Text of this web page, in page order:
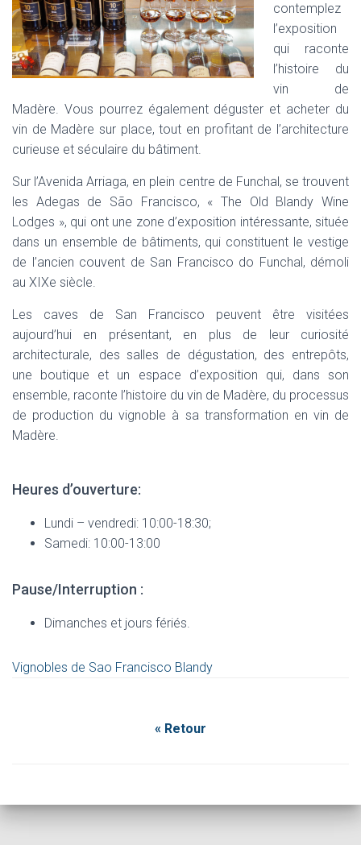
I
G
A
O
N
contemplez
l’exposition
qui raconte
l’histoire du
vin de
Madère. Vous pourrez également déguster et acheter du
vin de Madère sur place, tout en profitant de l’architecture
curieuse et séculaire du bâtiment.
Sur l’Avenida Arriaga, en plein centre de Funchal, se trouvent
les Adegas de São Francisco, « The Old Blandy Wine
Lodges », qui ont une zone d’exposition intéressante, située
dans un ensemble de bâtiments, qui constituent le vestige
de l’ancien couvent de San Francisco do Funchal, démoli
au XIXe siècle.
Les caves de San Francisco peuvent être visitées
aujourd’hui en présentant, en plus de leur curiosité
architecturale, des salles de dégustation, des entrepôts,
une boutique et un espace d’exposition qui, dans son
ensemble, raconte l’histoire du vin de Madère, du processus
de production du vignoble à sa transformation en vin de
Madère.
Heures d’ouverture:
Lundi – vendredi: 10:00-18:30;
Samedi: 10:00-13:00
Pause/Interruption :
Dimanches et jours fériés.
Vignobles de Sao Francisco Blandy
« Retour